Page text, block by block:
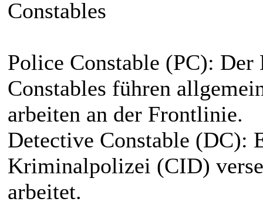
Constables
Police Constable (PC):
Constables führen
arbeiten an der Frontlinie.
Detective Constable (DC):
Kriminalpolizei (CID)
arbeitet.